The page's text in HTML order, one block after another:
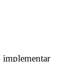
implementar